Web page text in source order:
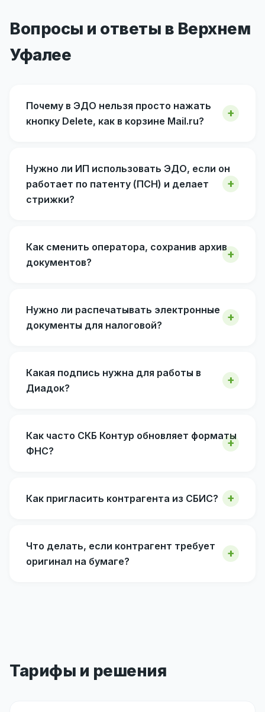
Вопросы и ответы в Верхнем
Уфалее
Почему в ЭДО нельзя просто нажать
кнопку Delete, как в корзине Mail.ru?
Нужно ли ИП использовать ЭДО, если он
работает по патенту (ПСН) и делает
стрижки?
Как сменить оператора, сохранив архив
документов?
Нужно ли распечатывать электронные
документы для налоговой?
Какая подпись нужна для работы в
Диадок?
Как часто СКБ Контур обновляет форматы
ФНС?
Как пригласить контрагента из СБИС?
Что делать, если контрагент требует
оригинал на бумаге?
Тарифы и решения